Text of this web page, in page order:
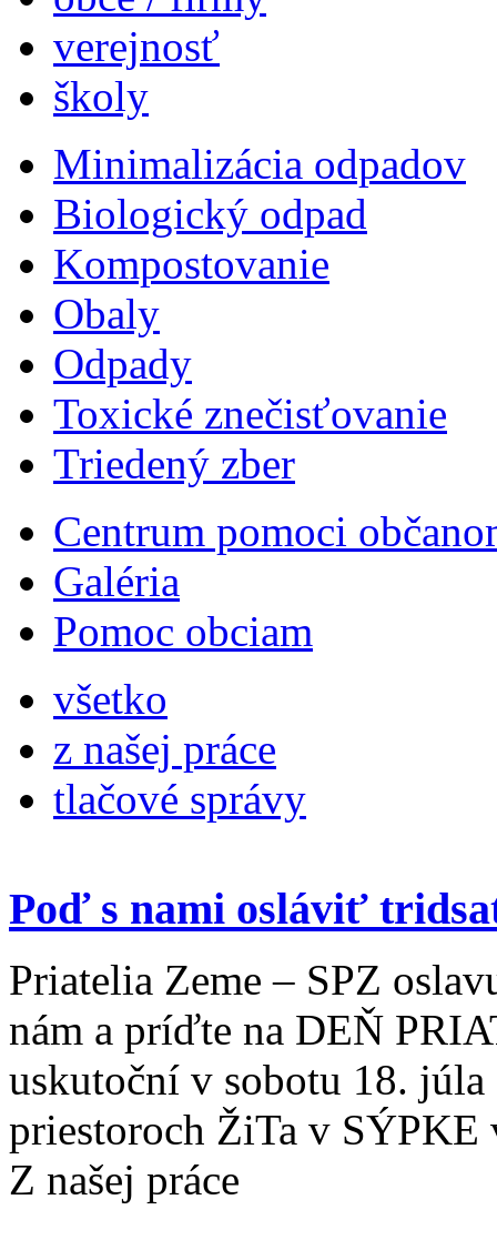
verejnosť
školy
Minimalizácia odpadov
Biologický odpad
Kompostovanie
Obaly
Odpady
Toxické znečisťovanie
Triedený zber
Centrum pomoci
Galéria
Pomoc obciam
všetko
z našej práce
tlačové správy
Poď s nami osláviť
Priatelia Zeme – SPZ
nám a príďte na DEŇ
uskutoční v sobotu 18.
priestoroch ŽiTa v
Z našej práce